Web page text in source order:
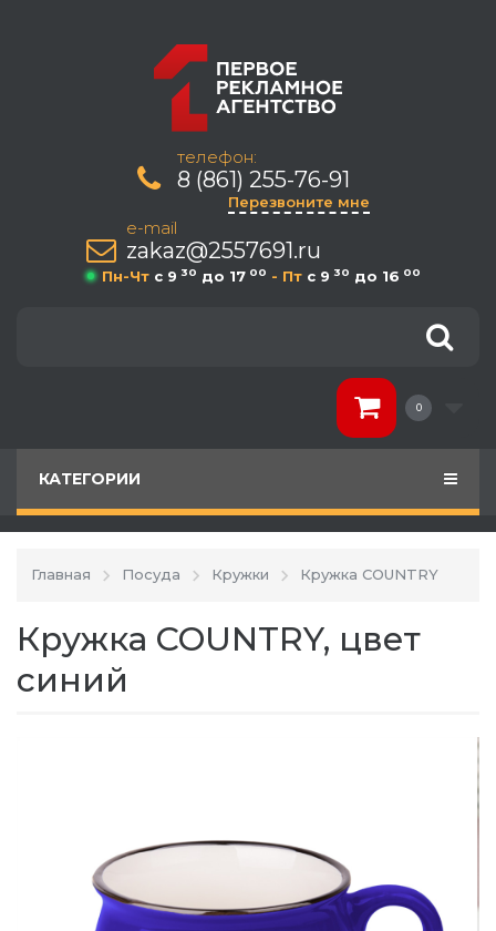
телефон:
8 (861) 255-76-91
Перезвоните мне
e-mail
zakaz@2557691.ru
Пн-Чт c 9 30 до 17 00 - Пт c 9 30 до 16 00
0
КАТЕГОРИИ
Главная Посуда Кружки Кружка COUNTRY
Кружка COUNTRY, цвет
синий